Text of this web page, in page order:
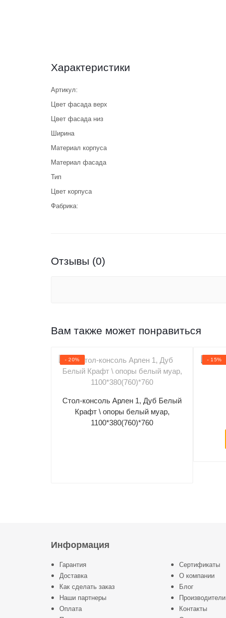
Характеристики
Артикул:
Цвет фасада верх
Цвет фасада низ
Ширина
Материал корпуса
Материал фасада
Тип
Цвет корпуса
Фабрика:
Отзывы (0)
Вам также может понравиться
- 20%
Стол-консоль Арлен 1, Дуб Белый
Крафт \ опоры белый муар,
1100*380(760)*760
- 15%
Информация
Гарантия
Доставка
Как сделать заказ
Наши партнеры
Оплата
Сертификаты
О компании
Блог
Производители
Контакты